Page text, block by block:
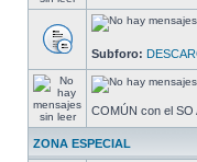
Subforo:
COMÚN con el SO
ZONA ESPECIAL